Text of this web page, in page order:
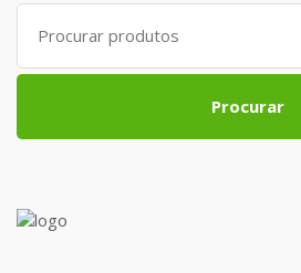
Search
for:
Procurar